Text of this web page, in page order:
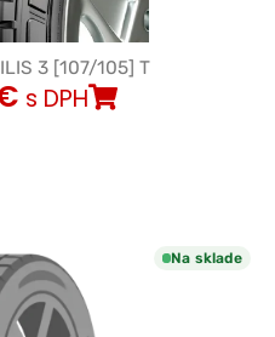
3 [107/105] T
s DPH
Na sklade